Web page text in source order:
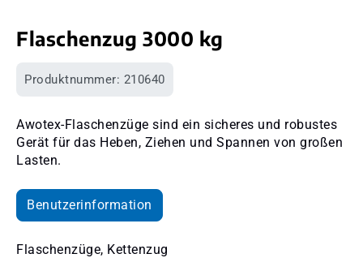
Flaschenzug 3000 kg
Produktnummer: 210640
Awotex-Flaschenzüge sind ein sicheres und robustes
Gerät für das Heben, Ziehen und Spannen von großen
Lasten.
Benutzerinformation
Flaschenzüge, Kettenzug